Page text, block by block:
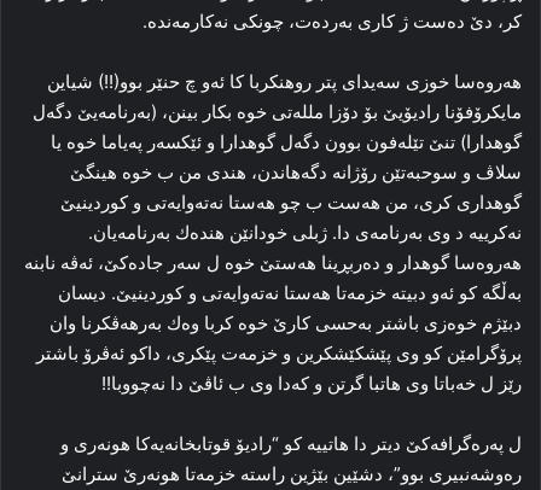
كر، دێ ده‌ست ژ كارى به‌رده‌ت، چونكى نه‌كارمه‌نده‌.
هه‌روه‌سا خوزى سه‌يداى پتر روهنكربا كا ئه‌و چ حنێر بوو(!!) شياين
مايكرۆفۆنا راديۆيێ بۆ دۆزا ملله‌تى خوە بكار بينن، (به‌رنامه‌يێ دگه‌ل
گوهدارا) تنێ تێله‌فون بوون دگه‌ل گوهدارا و ئێكسه‌ر په‌ياما خوە يا
سلاڤ و سوحبه‌تێن رۆژانه‌ دگه‌هاندن، هندى من ب خوە هينگێ
گوهدارى كرى، من هه‌ست ب چو هه‌ستا نه‌ته‌وايه‌تى و كوردينيێ
نه‌كرييه د وى به‌رنامه‌ى دا. ژبلى خودانێن هنده‌ك به‌رنامه‌يان.
هه‌روه‌سا گوهدار و ده‌ربڕينا هه‌ستێ خوە ل سه‌ر جاده‌كێ، ئه‌ڤه ‌نابنه‌
به‌ڵگه‌ كو ئه‌و دبيته‌ خز‌مه‌‌تا هه‌ستا نه‌ته‌وايه‌تى و كوردينيێ‌. ديسان
دبێژم خوەزى باشتر به‌حسى كارێ خوە كربا وه‌ك به‌رهه‌ڤكرنا وان
پرۆگرامێن كو وى پێشكێشكرين و خزمه‌ت پێكرى، داكو ئه‌ڤرۆ باشتر
رێز ل خه‌باتا وى هاتبا گرتن و كه‌دا وى ب ئاڤێ دا نه‌چووبا!!
ل په‌ره‌گرافه‌كێ ديتر دا هاتييه كو “راديۆ قوتابخانه‌يه‌كا هونه‌رى و
ره‌وشه‌نبيرى بوو”، دشێين بێژين راسته‌ خزمه‌تا هونه‌رێ سترانێ